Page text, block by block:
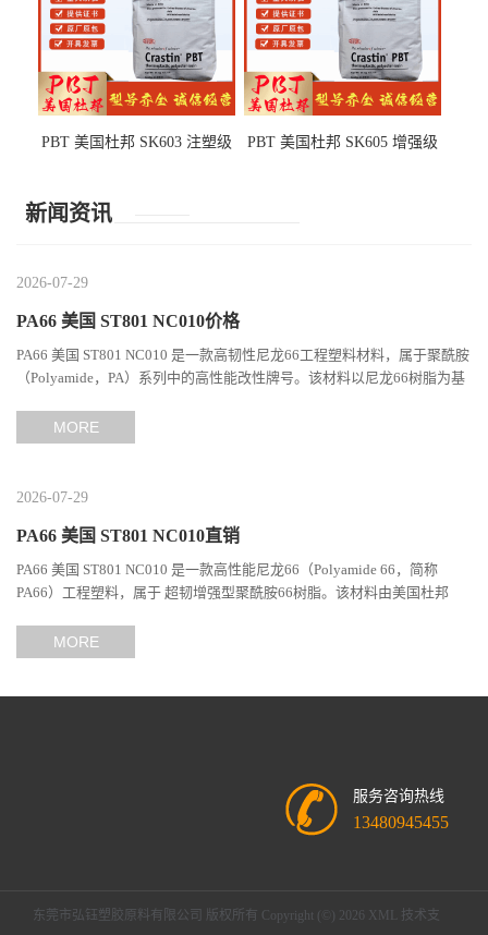
PBT 美国杜邦 SK603 注塑级
PBT 美国杜邦 SK605 增强级
新闻资讯
2026-07-29
PA66 美国 ST801 NC010价格
PA66 美国 ST801 NC010 是一款高韧性尼龙66工程塑料材料，属于聚酰胺
（Polyamide，PA）系列中的高性能改性牌号。该材料以尼龙66树脂为基
MORE
2026-07-29
PA66 美国 ST801 NC010直销
PA66 美国 ST801 NC010 是一款高性能尼龙66（Polyamide 66，简称
PA66）工程塑料，属于 超韧增强型聚酰胺66树脂。该材料由美国杜邦
MORE
服务咨询热线
13480945455
东莞市弘钰塑胶原料有限公司 版权所有 Copyright (©) 2026 XML 技术支